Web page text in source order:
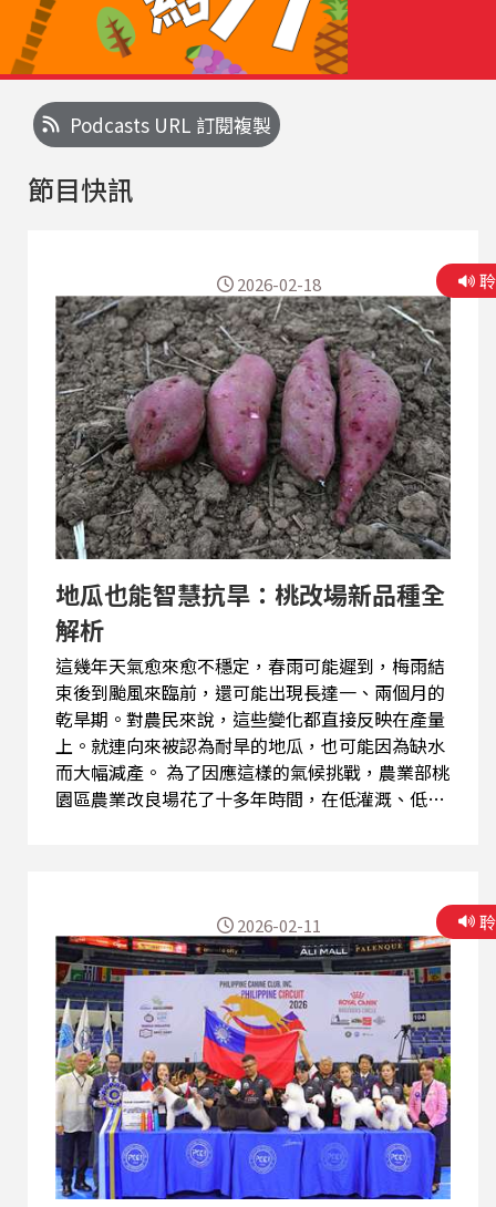
Podcasts URL 訂閱複製
節目快訊
地瓜也能智慧抗旱：桃改場新品種全
解析
這幾年天氣愈來愈不穩定，春雨可能遲到，梅雨結
束後到颱風來臨前，還可能出現長達一、兩個月的
乾旱期。對農民來說，這些變化都直接反映在產量
上。就連向來被認為耐旱的地瓜，也可能因為缺水
而大幅減產。 為了因應這樣的氣候挑戰，農業部桃
園區農業改良場花了十多年時間，在低灌溉、低投
含量更高，還能隨酸鹼值變化呈現不同色澤，為加
工產品帶來更多可能。 雖然甜度不像臺農57號那
樣突出，但穩定的產量與機能性特色，讓「紫晶」
在加工市場備受期待。本集節目邀請桃改場助理研
究員，帶我們認識新品種背後的育種思維，也聊聊
歷年甘藷品種特色、地瓜葉的營養價值，以及日常
挑選地瓜的小技巧，一起從田間走到餐桌，看見地
瓜產業如何面對未來的氣候挑戰。
2026-02-18
2026-02-11